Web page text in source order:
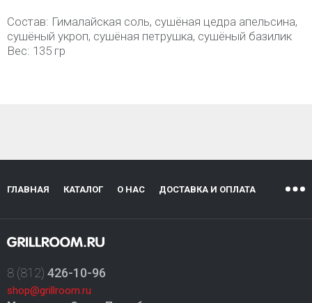
Состав: Гималайская соль, сушёная цедра апельсина,
сушёный укроп, сушёная петрушка, сушёный базилик
Вес: 135 гр
ГЛАВНАЯ КАТАЛОГ О НАС ДОСТАВКА И ОПЛАТА
8 (812) 426-10-96
shop@grillroom.ru